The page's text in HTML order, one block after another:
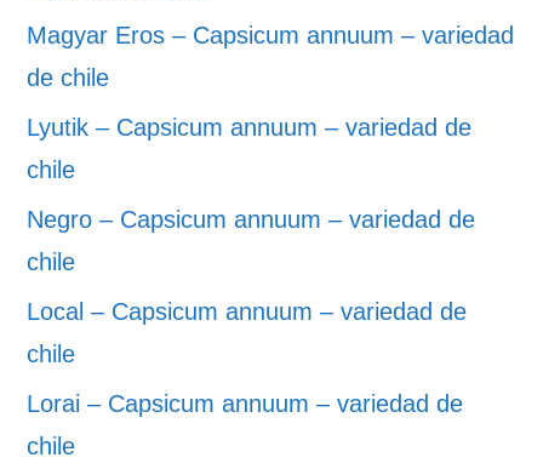
Magyar Eros – Capsicum annuum – variedad
de chile
Lyutik – Capsicum annuum – variedad de
chile
Negro – Capsicum annuum – variedad de
chile
Local – Capsicum annuum – variedad de
chile
Lorai – Capsicum annuum – variedad de
chile